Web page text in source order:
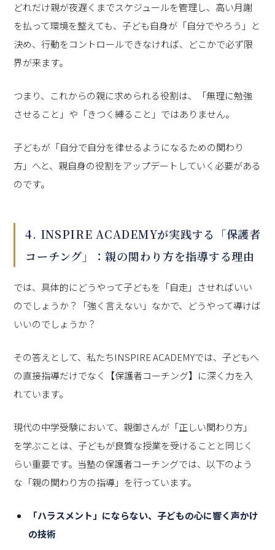
どれだけ親が夜遅くまでスケジュールを管理し、高い月謝
を払って環境を整えても、子ども自身が「自分でやろう」と
決め、行動をコントロールできなければ、どこかで必ず限
界が来ます。
つまり、これからの親に求められる役割は、「無理に勉強
させること」や「きつく縛ること」ではありません。
子どもが「自分で自分を律せるようになるための関わり
方」へと、親自身の役割をアップデートしていく必要がある
のです。
4. INSPIRE ACADEMYが実践する「保護者
コーチング」：親の関わり方を指導する理由
では、具体的にどうやって子どもを「自走」させればいい
のでしょうか？「強く言えない」なかで、どうやって導けば
いいのでしょうか？
その答えとして、私たちINSPIRE ACADEMYでは、子どもへ
の直接指導だけでなく【保護者コーチング】に深く力を入
れています。
現代の中学受験において、親御さんが「正しい関わり方」
を学ぶことは、子どもが良質な授業を受けることと同じく
らい重要です。当塾の保護者コーチングでは、以下のよう
な「親の関わり方の指導」を行っています。
「ハラスメント」にならない、子どもの心に響く声かけ
の技術